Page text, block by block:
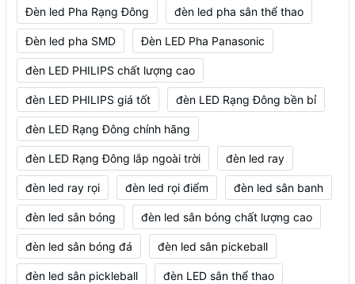
Đèn led Pha Rạng Đông đèn led pha sân thể thao
Đèn led pha SMD Đèn LED Pha Panasonic
đèn LED PHILIPS chất lượng cao
đèn LED PHILIPS giá tốt đèn LED Rạng Đông bền bỉ
đèn LED Rạng Đông chính hãng
đèn LED Rạng Đông lắp ngoài trời đèn led ray
đèn led ray rọi đèn led rọi điểm đèn led sân banh
đèn led sân bóng đèn led sân bóng chất lượng cao
đèn led sân bóng đá đèn led sân pickeball
đèn led sân pickleball đèn LED sân thể thao